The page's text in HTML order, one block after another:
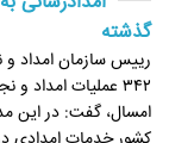
گذشته
رییس سازمان امداد و